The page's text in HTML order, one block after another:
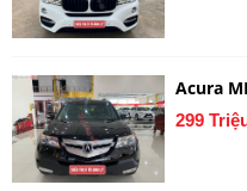
Acura
299